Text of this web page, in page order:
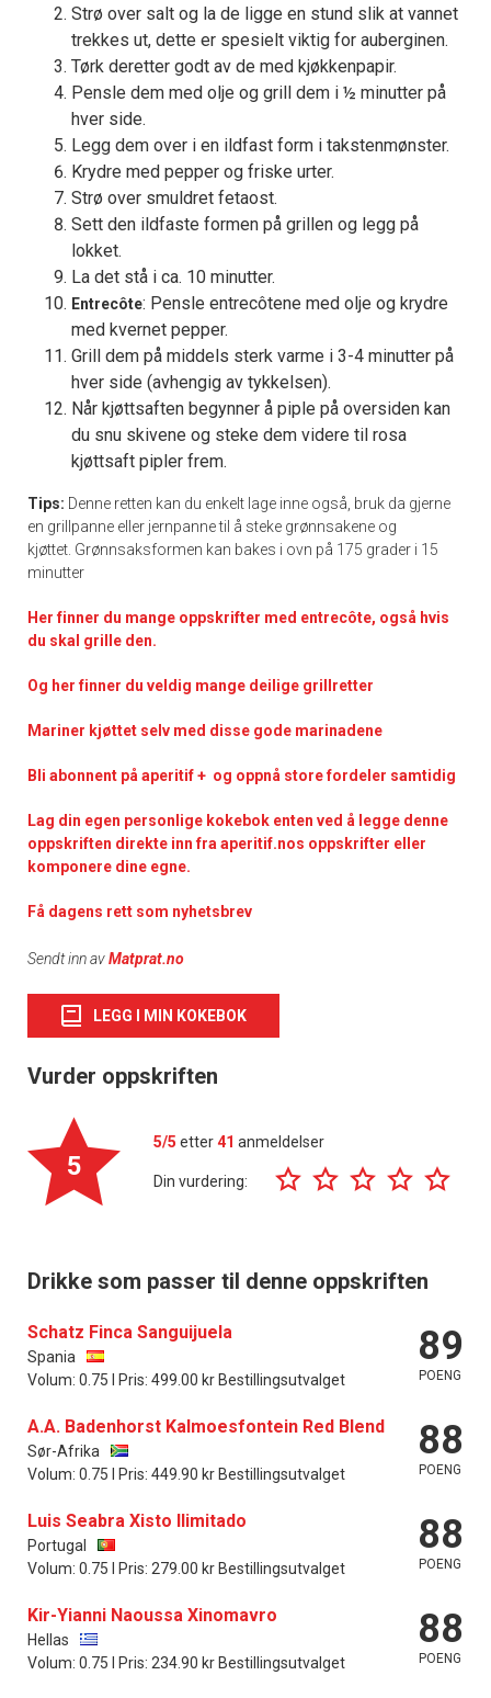
Strø over salt og la de ligge en stund slik at vannet
trekkes ut, dette er spesielt viktig for auberginen.
Tørk deretter godt av de med kjøkkenpapir.
Pensle dem med olje og grill dem i ½ minutter på
hver side.
Legg dem over i en ildfast form i takstenmønster.
Krydre med pepper og friske urter.
Strø over smuldret fetaost.
Sett den ildfaste formen på grillen og legg på
lokket.
La det stå i ca. 10 minutter.
Entrecôte: Pensle entrecôtene med olje og krydre
med kvernet pepper.
Grill dem på middels sterk varme i 3-4 minutter på
hver side (avhengig av tykkelsen).
Når kjøttsaften begynner å piple på oversiden kan
du snu skivene og steke dem videre til rosa
kjøttsaft pipler frem.
Tips: Denne retten kan du enkelt lage inne også, bruk da gjerne
en grillpanne eller jernpanne til å steke grønnsakene og
kjøttet. Grønnsaksformen kan bakes i ovn på 175 grader i 15
minutter
Her finner du mange oppskrifter med entrecôte, også hvis
du skal grille den.
Og her finner du veldig mange deilige grillretter
Mariner kjøttet selv med disse gode marinadene
Bli abonnent på aperitif + og oppnå store fordeler samtidig
Lag din egen personlige kokebok enten ved å legge denne
oppskriften direkte inn fra aperitif.nos oppskrifter eller
komponere dine egne.
Få dagens rett som nyhetsbrev
Sendt inn avMatprat.no
LEGG I MIN KOKEBOK
Vurder oppskriften
5
5/5 etter41 anmeldelser
Din vurdering:
Drikke som passer til denne oppskriften
Schatz Finca Sanguijuela
Spania
Volum: 0.75 l Pris: 499.00 kr Bestillingsutvalget
89
POENG
A.A. Badenhorst Kalmoesfontein Red Blend
Sør-Afrika
Volum: 0.75 l Pris: 449.90 kr Bestillingsutvalget
88
POENG
Luis Seabra Xisto Ilimitado
Portugal
Volum: 0.75 l Pris: 279.00 kr Bestillingsutvalget
88
POENG
Kir-Yianni Naoussa Xinomavro
Hellas
Volum: 0.75 l Pris: 234.90 kr Bestillingsutvalget
88
POENG